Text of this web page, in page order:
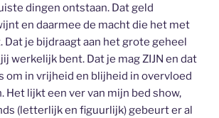
dingen ontstaan. Dat geld
en daarmee de macht die het met
je bijdraagt aan het grote geheel
werkelijk bent. Dat je mag ZIJN en dat
om in vrijheid en blijheid in overvloed
Het lijkt een ver van mijn bed show,
(letterlijk en figuurlijk) gebeurt er al